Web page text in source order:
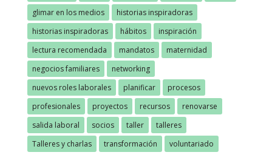
glimar en los medios
historias inspiradoras
historias inspiradoras
hábitos
inspiración
lectura recomendada
mandatos
maternidad
negocios familiares
networking
nuevos roles laborales
planificar
procesos
profesionales
proyectos recursos
renovarse
salida laboral
socios taller
talleres
Talleres y charlas
transformación voluntariado